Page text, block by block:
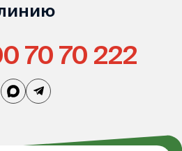
70 70 222